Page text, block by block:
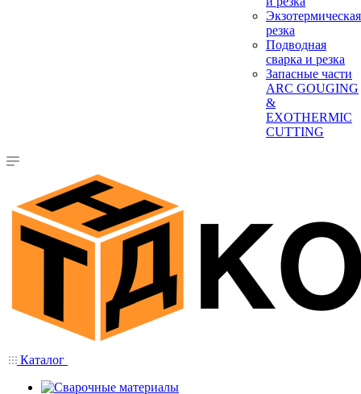
Экзотермическая
резка
Подводная
сварка и резка
Запасные части
ARC GOUGING
&
EXOTHERMIC
CUTTING
Каталог